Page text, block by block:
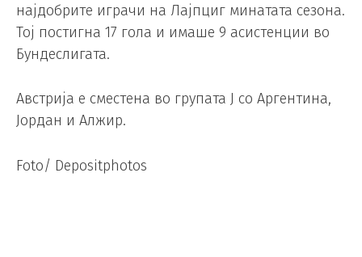
најдобрите играчи на Лајпциг минатата сезона.
Тој постигна 17 гола и имаше 9 асистенции во
Бундеслигата.
Австрија е сместена во групата Ј со Аргентина,
Јордан и Алжир.
Foto/ Depositphotos